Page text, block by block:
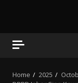
Home 2025